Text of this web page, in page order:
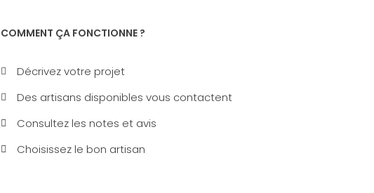
COMMENT ÇA FONCTIONNE ?
Décrivez votre projet
Des artisans disponibles vous contactent
Consultez les notes et avis
Choisissez le bon artisan